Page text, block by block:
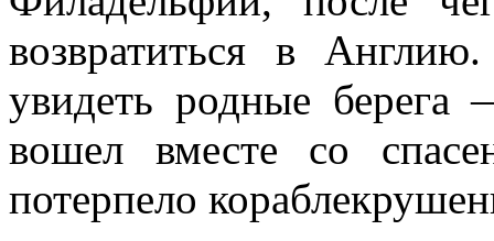
возвратиться в
увидеть родные
вошел вместе со
потерпело